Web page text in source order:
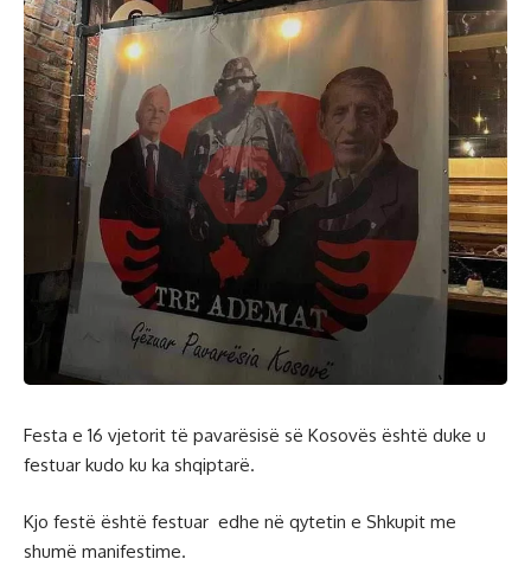
Festa e 16 vjetorit të pavarësisë së Kosovës është duke u
festuar kudo ku ka shqiptarë.
Kjo festë është festuar edhe në qytetin e Shkupit me
shumë manifestime.